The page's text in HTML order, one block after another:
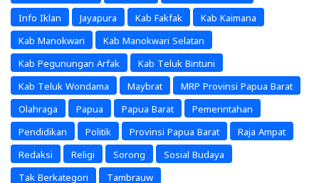
Info Iklan Jayapura Kab Fakfak Kab Kaimana
Kab Manokwari Kab Manokwari Selatan
Kab Pegunungan Arfak Kab Teluk Bintuni
Kab Teluk Wondama Maybrat MRP Provinsi Papua Barat
Olahraga Papua Papua Barat Pemerintahan
Pendidikan Politik Provinsi Papua Barat Raja Ampat
Redaksi Religi Sorong Sosial Budaya
Tak Berkategori Tambrauw